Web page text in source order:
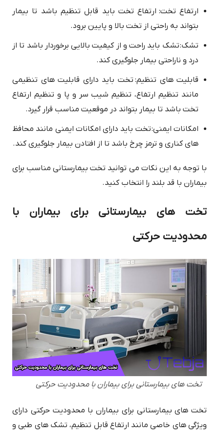
ارتفاع تخت: ارتفاع تخت باید قابل تنظیم باشد تا بیمار
بتواند به راحتی از تخت بالا و پایین برود.
تشک: تشک باید راحت و از کیفیت بالایی برخوردار باشد تا از
درد و ناراحتی بیمار جلوگیری کند.
قابلیت های تنظیم: تخت باید دارای قابلیت های تنظیمی
مانند تنظیم ارتفاع، تنظیم شیب سر و پا و تنظیم ارتفاع
تخت باشد تا بیمار بتواند در موقعیت مناسب قرار گیرد.
امکانات ایمنی: تخت باید دارای امکانات ایمنی مانند محافظ
های کناری و ترمز چرخ باشد تا از افتادن بیمار جلوگیری کند.
با توجه به این نکات می توانید تخت بیمارستانی مناسب برای
بیماران با قد بلند را انتخاب کنید.
تخت های بیمارستانی برای بیماران با
محدودیت حرکتی
تخت های بیمارستانی برای بیماران با محدودیت حرکتی
تخت های بیمارستانی برای بیماران با محدودیت حرکتی دارای
ویژگی های خاصی مانند ارتفاع قابل تنظیم، تشک های طبی و